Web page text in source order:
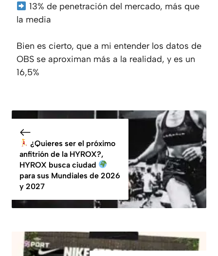
13% de penetración del mercado, más que
la media
Bien es cierto, que a mi entender los datos de
OBS se aproximan más a la realidad, y es un
16,5%
¿Quieres ser el próximo
anfitrión de la HYROX?,
HYROX busca ciudad
para sus Mundiales de 2026
y 2027